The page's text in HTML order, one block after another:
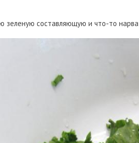
зеленую составляющую и что-то